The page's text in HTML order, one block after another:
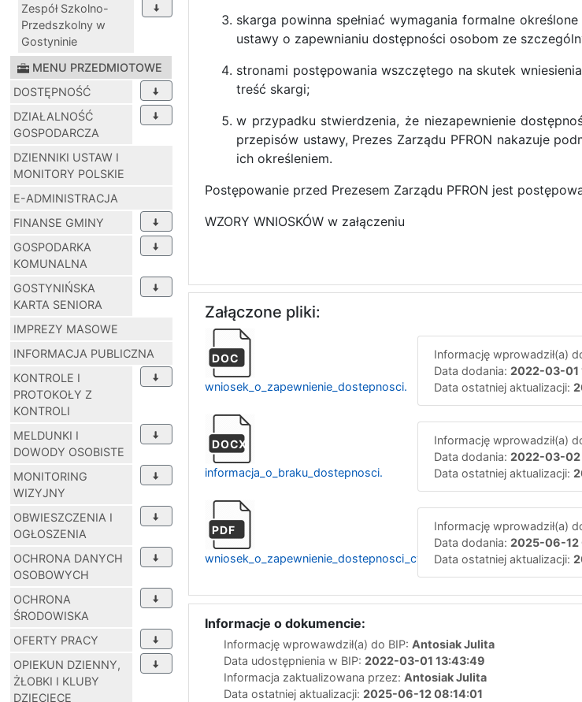
Zespół Szkolno-
Przedszkolny w
Gostyninie
MENU PRZEDMIOTOWE
DOSTĘPNOŚĆ
DZIAŁALNOŚĆ
GOSPODARCZA
DZIENNIKI USTAW I
MONITORY POLSKIE
E-ADMINISTRACJA
FINANSE GMINY
GOSPODARKA
KOMUNALNA
GOSTYNIŃSKA
KARTA SENIORA
IMPREZY MASOWE
INFORMACJA PUBLICZNA
KONTROLE I
PROTOKOŁY Z
KONTROLI
MELDUNKI I
DOWODY OSOBISTE
MONITORING
WIZYJNY
OBWIESZCZENIA I
OGŁOSZENIA
OCHRONA DANYCH
OSOBOWYCH
OCHRONA
ŚRODOWISKA
OFERTY PRACY
OPIEKUN DZIENNY,
ŻŁOBKI I KLUBY
DZIECIĘCE
skarga powinna spełniać wymagania formalne
ustawy o zapewnianiu dostępności osobom ze
stronami postępowania wszczętego na skutek
treść skargi;
w przypadku stwierdzenia, że niezapewnienie
przepisów ustawy, Prezes Zarządu PFRON nakazuje
ich określeniem.
Postępowanie przed Prezesem Zarządu PFRON jest
WZORY WNIOSKÓW w załączeniu
Załączone pliki:
DOC
wniosek_o_zapewnienie_dostepnosci.
Informację wprowadził(a)
Data dodania: 2022-03-01
Data ostatniej aktualizacji:
DOCX
informacja_o_braku_dostepnosci.
Informację wprowadził(a)
Data dodania: 2022-03-
Data ostatniej aktualizacji:
PDF Informację wprowadził(a)
Data dodania: 2025-06-12
Data ostatniej aktualizacji:
Informacje o dokumencie:
Informację wprowawdził(a) do BIP: Antosiak Julita
Data udostępnienia w BIP: 2022-03-01 13:43:49
Informacja zaktualizowana przez: Antosiak Julita
Data ostatniej aktualizacji: 2025-06-12 08:14:01